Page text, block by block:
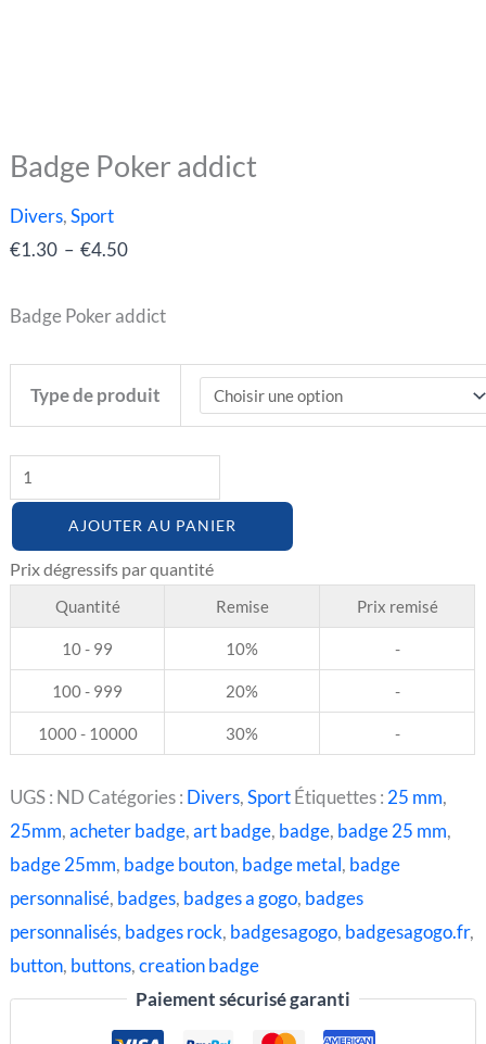
Badge Poker addict
Divers,Sport
€1.30 – €4.50
Plage
Badge Poker addict
Type de produit
quantité
AJOUTER AU PANIER
Quantité Remise Prix remisé
10 - 99 10% -
100 - 999 20% -
1000 - 10000 30% -
UGS : NDCatégories : Divers,SportÉtiquettes : 25 mm,
25mm,acheter badge,art badge, badge, badge 25 mm,
badge 25mm, badge bouton, badge metal, badge
personnalisé, badges, badges a gogo, badges
personnalisés, badges rock, badgesagogo, badgesagogo.fr,
button, buttons,creation badge
Paiement sécurisé garanti